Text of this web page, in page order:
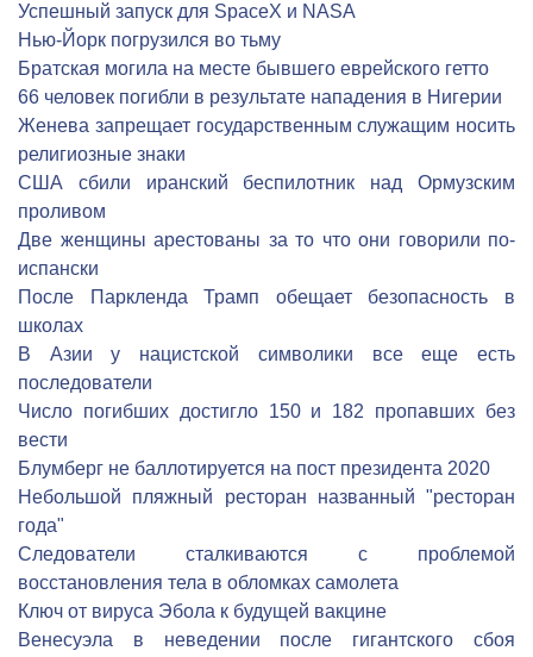
Успешный запуск для SpaceX и NASA
Нью-Йорк погрузился во тьму
Братская могила на месте бывшего еврейского гетто
66 человек погибли в результате нападения в Нигерии
Женева запрещает государственным служащим носить
религиозные знаки
США сбили иранский беспилотник над Ормузским
проливом
Две женщины арестованы за то что они говорили по-
испански
После Паркленда Трамп обещает безопасность в
школах
В Азии у нацистской символики все еще есть
последователи
Число погибших достигло 150 и 182 пропавших без
вести
Блумберг не баллотируется на пост президента 2020
Небольшой пляжный ресторан названный "ресторан
года"
Следователи сталкиваются с проблемой
восстановления тела в обломках самолета
Ключ от вируса Эбола к будущей вакцине
Венесуэла в неведении после гигантского сбоя